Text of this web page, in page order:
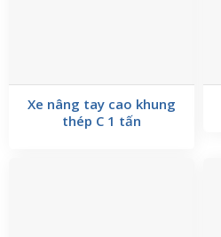
Xe nâng tay cao khung
thép C 1 tấn